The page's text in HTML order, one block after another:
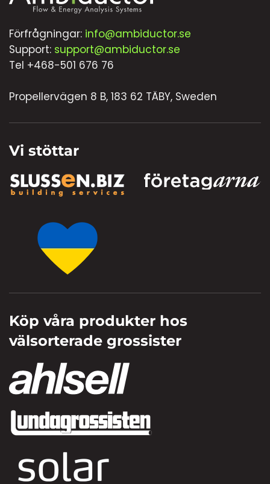
Förfrågningar: info@ambiductor.se
Support: support@ambiductor.se
Tel +468-501 676 76
Propellervägen 8 B, 183 62 TÄBY, Sweden
Vi stöttar
Köp våra produkter hos
välsorterade grossister